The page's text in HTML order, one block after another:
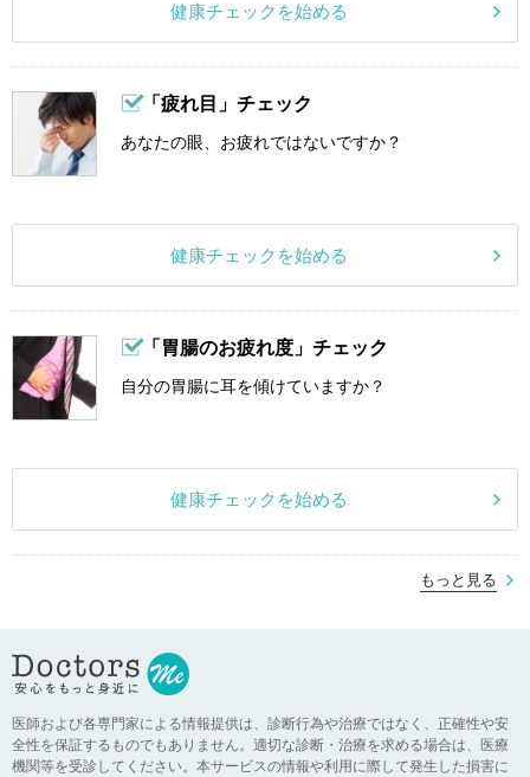
健康チェックを始める
「疲れ目」チェック
あなたの眼、お疲れではないですか？
健康チェックを始める
「胃腸のお疲れ度」チェック
自分の胃腸に耳を傾けていますか？
健康チェックを始める
もっと見る
医師および各専門家による情報提供は、診断行為や治療ではなく、正確性や安
全性を保証するものでもありません。適切な診断・治療を求める場合は、医療
機関等を受診してください。本サービスの情報や利用に際して発生した損害に